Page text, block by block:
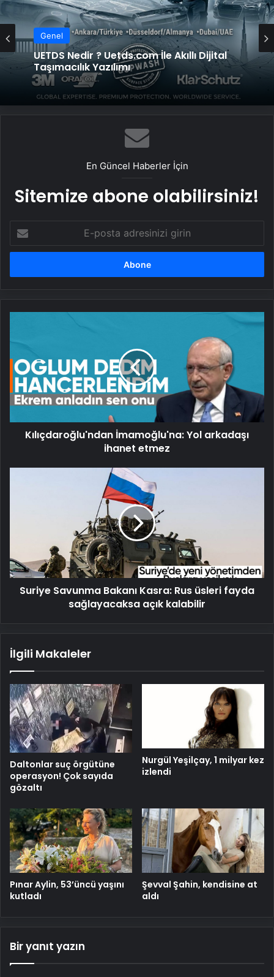
Genel
UETDS Nedir ? Uetds.com İle Akıllı Dijital
Taşımacılık Yazılımı
En Güncel Haberler İçin
Sitemize abone olabilirsiniz!
posta
adresinizi
Yol
ihanet
etmez
Kılıçdaroğlu'ndan İmamoğlu'na: Yol arkadaşı
ihanet etmez
sağlayacaksa
açık
kalabilir
Suriye Savunma Bakanı Kasra: Rus üsleri fayda
sağlayacaksa açık kalabilir
İlgili Makaleler
Daltonlar suç örgütüne
operasyon! Çok sayıda
gözaltı
Nurgül Yeşilçay, 1 milyar kez
izlendi
Pınar Aylin, 53’üncü yaşını
kutladı
Şevval Şahin, kendisine at
aldı
Bir yanıt yazın